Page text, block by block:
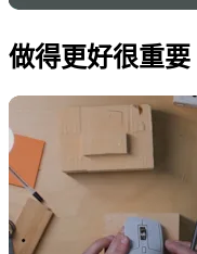
做得更好很重要